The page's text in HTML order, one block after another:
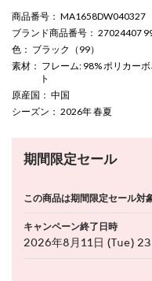
商品番号 ： MA1658DW040327
ブランド商品番号 ： 27024407
色 ： ブラック（99）
素材 ： フレーム: 98% ポリカー
ト
原産国 ： 中国
シーズン ： 2026年 春夏
期間限定セール
この商品は期間限定セール対
キャンペーン終了日時
2026年8月11日 (Tue)